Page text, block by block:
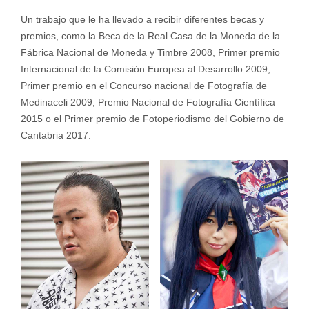
Un trabajo que le ha llevado a recibir diferentes becas y
premios, como la Beca de la Real Casa de la Moneda de la
Fábrica Nacional de Moneda y Timbre 2008, Primer premio
Internacional de la Comisión Europea al Desarrollo 2009,
Primer premio en el Concurso nacional de Fotografía de
Medinaceli 2009, Premio Nacional de Fotografía Científica
2015 o el Primer premio de Fotoperiodismo del Gobierno de
Cantabria 2017.